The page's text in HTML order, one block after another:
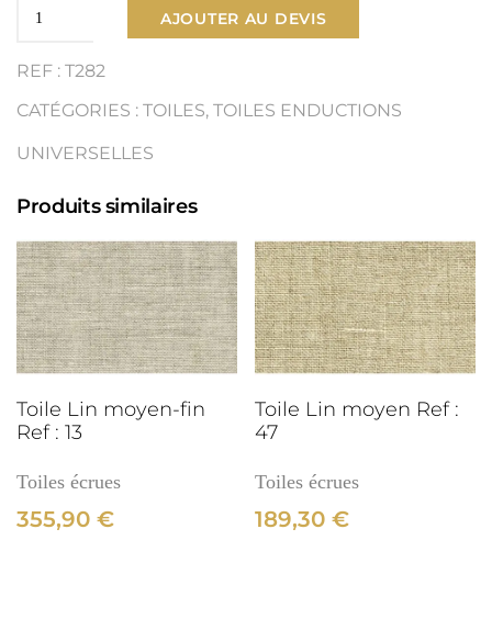
quantité
de
Toile
Lin
:
282
AJOUTER AU DEVIS
REF : T282
CATÉGORIES : TOILES, TOILES ENDUCTIONS
UNIVERSELLES
Produits similaires
Toile Lin moyen-fin
Ref : 13
Toiles écrues
355,90 €
3cm
Toile Lin moyen Ref :
47
Toiles écrues
189,30€